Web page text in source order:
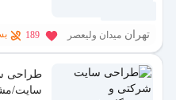
تهران میدان ولیعصر 189
طراحی
سایت/